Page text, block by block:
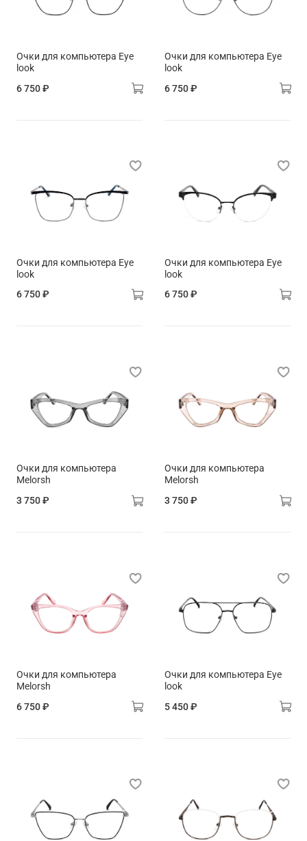
Очки для компьютера Eye
look
6 750 ₽
Очки для компьютера Eye
look
6 750 ₽
Очки для компьютера Eye
look
6 750 ₽
Очки для компьютера Eye
look
6 750 ₽
Очки для компьютера
Melorsh
3 750 ₽
Очки для компьютера
Melorsh
3 750 ₽
Очки для компьютера
Melorsh
6 750 ₽
Очки для компьютера Eye
look
5 450 ₽